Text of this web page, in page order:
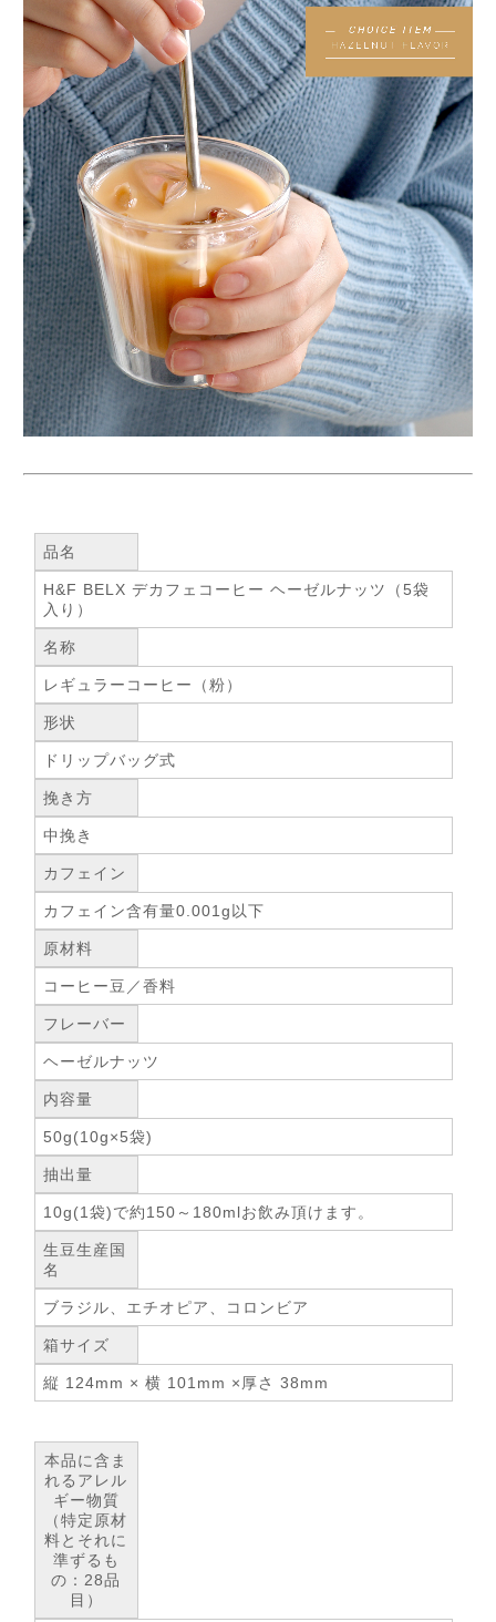
品名
H&F BELX デカフェコーヒー ヘーゼルナッツ（5袋
入り）
名称
レギュラーコーヒー（粉）
形状
ドリップバッグ式
挽き方
中挽き
カフェイン
カフェイン含有量0.001g以下
原材料
コーヒー豆／香料
フレーバー
ヘーゼルナッツ
内容量
50g(10g×5袋)
抽出量
10g(1袋)で約150～180mlお飲み頂けます。
生豆生産国
名
ブラジル、エチオピア、コロンビア
箱サイズ
縦 124mm × 横 101mm ×厚さ 38mm
本品に含ま
れるアレル
ギー物質
（特定原材
料とそれに
準ずるも
の：28品
目）